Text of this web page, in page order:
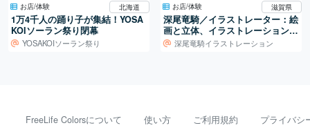
お店/体験 北海道
1万4千人の踊り子が集結！YOSA
KOIソーラン祭り閉幕
YOSAKOIソーラン祭り
お店/体験 滋賀県
深尾竜騎／イラストレーター：絵
画と立体、イラストレーションの
世界深尾竜騎イラストレーション
FreeLife Colorsについて 使い方 ご利用規約 プライバシ